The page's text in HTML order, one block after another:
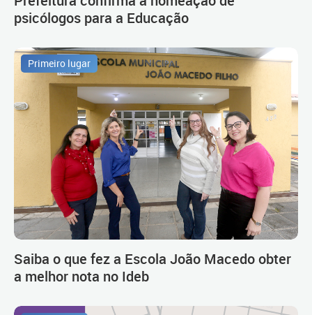
psicólogos para a Educação
Primeiro lugar
Saiba o que fez a Escola João Macedo obter
a melhor nota no Ideb